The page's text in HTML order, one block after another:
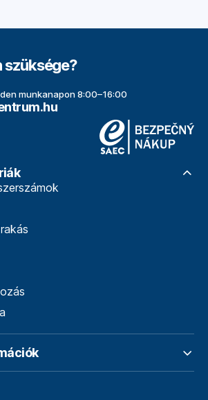
szüksége?
munkanapon 8:00–16:00